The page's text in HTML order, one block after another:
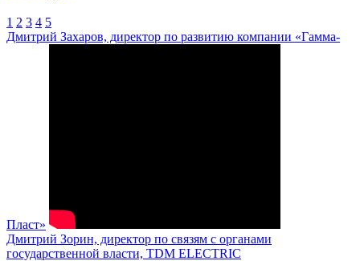
1 2 3 4 5
Дмитрий Захаров, директор по развитию компании «Гамма-
Пласт»
Дмитрий Зорин, директор по связям с органами
государственной власти, TDM ELECTRIC